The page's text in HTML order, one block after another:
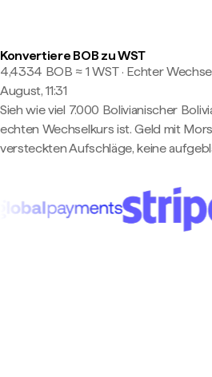
Konvertiere BOB zu WST
4,4334 BOB ≈ 1 WST · Echter
August, 11:31
Sieh wie viel 7.000 Bolivianischer
echten Wechselkurs ist. Geld mit
versteckten Aufschläge, keine